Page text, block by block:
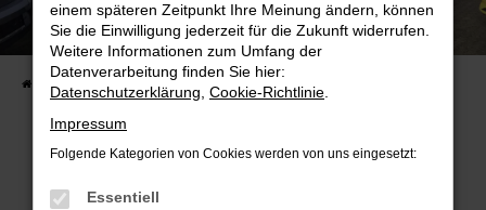
Unser Fahrzeugbestand vor Ort
Entdecken Sie unsere sofort verfügbaren
Fahrzeugangebote
Fehler: Network Error
einem späteren Zeitpunkt Ihre Meinung ändern, können
Sie die Einwilligung jederzeit für die Zukunft widerrufen.
Weitere Informationen zum Umfang der
Datenverarbeitung finden Sie hier:
Datenschutzerklärung Cookie-Richtlinie
Impressum
Folgende Kategorien von Cookies werden von uns eingesetzt:
Essentiell